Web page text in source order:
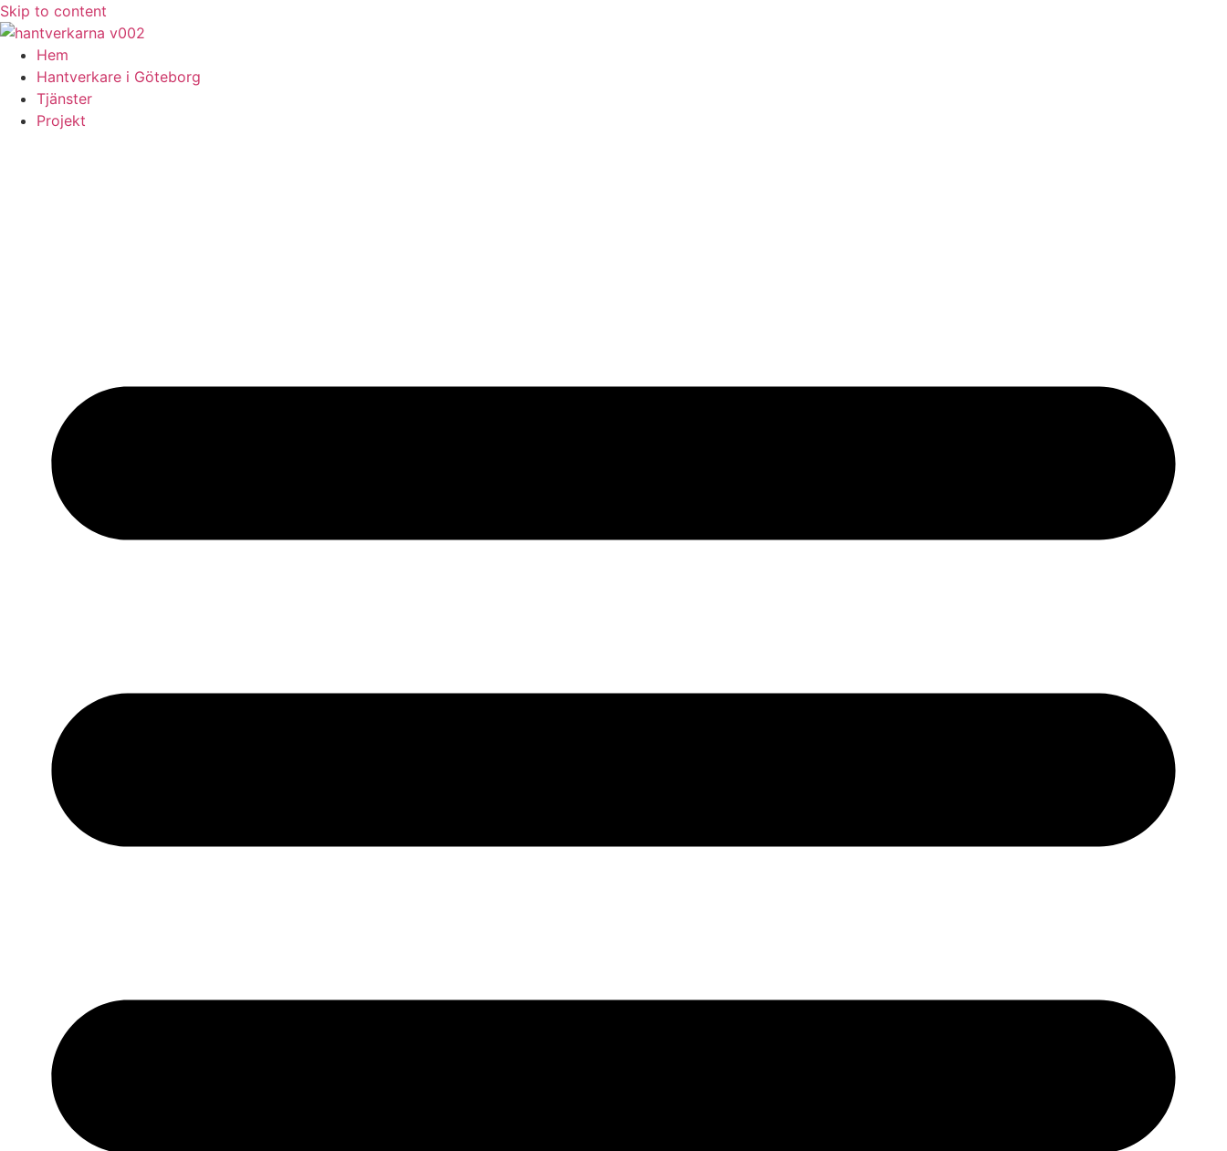
Skip to content
Hem
Hantverkare i Göteborg
Tjänster
Projekt